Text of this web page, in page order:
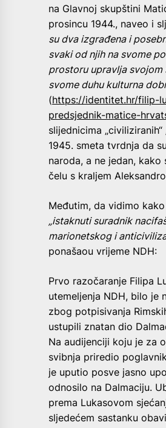
na Glavnoj skupštini
prosincu 1944., naveo i
su dva izgrađena i
svaki od njih na svome
prostoru upravlja svojom
svome duhu kulturna
(https://identitet.hr/filip-
predsjednik-matice-
slijednicima
1945. smeta tvrdnja da
naroda, a ne jedan,
čelu s kraljem
Međutim, da vidimo
„istaknuti suradnik
marionetskog i
ponašaou vrijeme NDH:
Prvo razočaranje Filipa
utemeljenja NDH, bilo je
zbog potpisivanja
ustupili znatan dio
Na audijenciji koju je za
svibnja priredio poglavnik
je uputio posve jasno
odnosilo na Dalmaciju.
prema Lukasovom
sljedećem sastanku